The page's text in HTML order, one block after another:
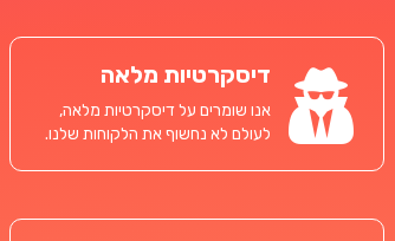
דיסקרטיות מלאה
אנו שומרים על דיסקרטיות מלאה,
לעולם לא נחשוף את הלקוחות שלנו.